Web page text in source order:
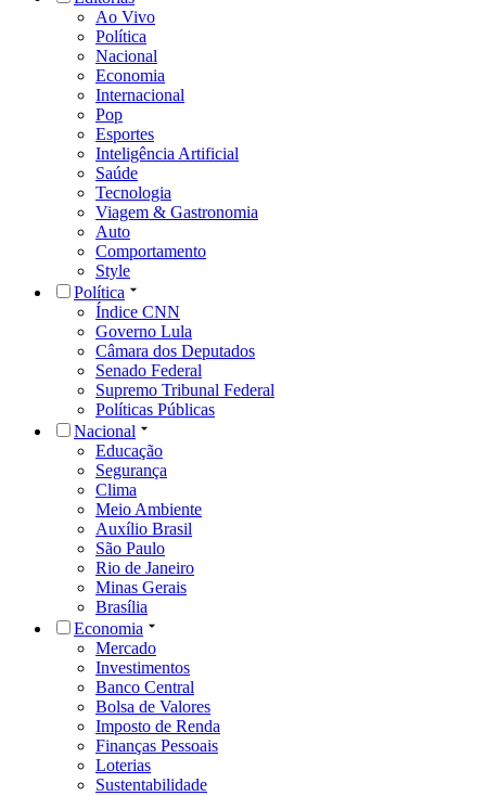
Ao Vivo
Política
Nacional
Economia
Internacional
Pop
Esportes
Inteligência Artificial
Saúde
Tecnologia
Viagem & Gastronomia
Auto
Comportamento
Style
Política
Índice CNN
Governo Lula
Câmara dos Deputados
Senado Federal
Supremo Tribunal Federal
Políticas Públicas
Nacional
Educação
Segurança
Clima
Meio Ambiente
Auxílio Brasil
São Paulo
Rio de Janeiro
Minas Gerais
Brasília
Economia
Mercado
Investimentos
Banco Central
Bolsa de Valores
Imposto de Renda
Finanças Pessoais
Loterias
Sustentabilidade